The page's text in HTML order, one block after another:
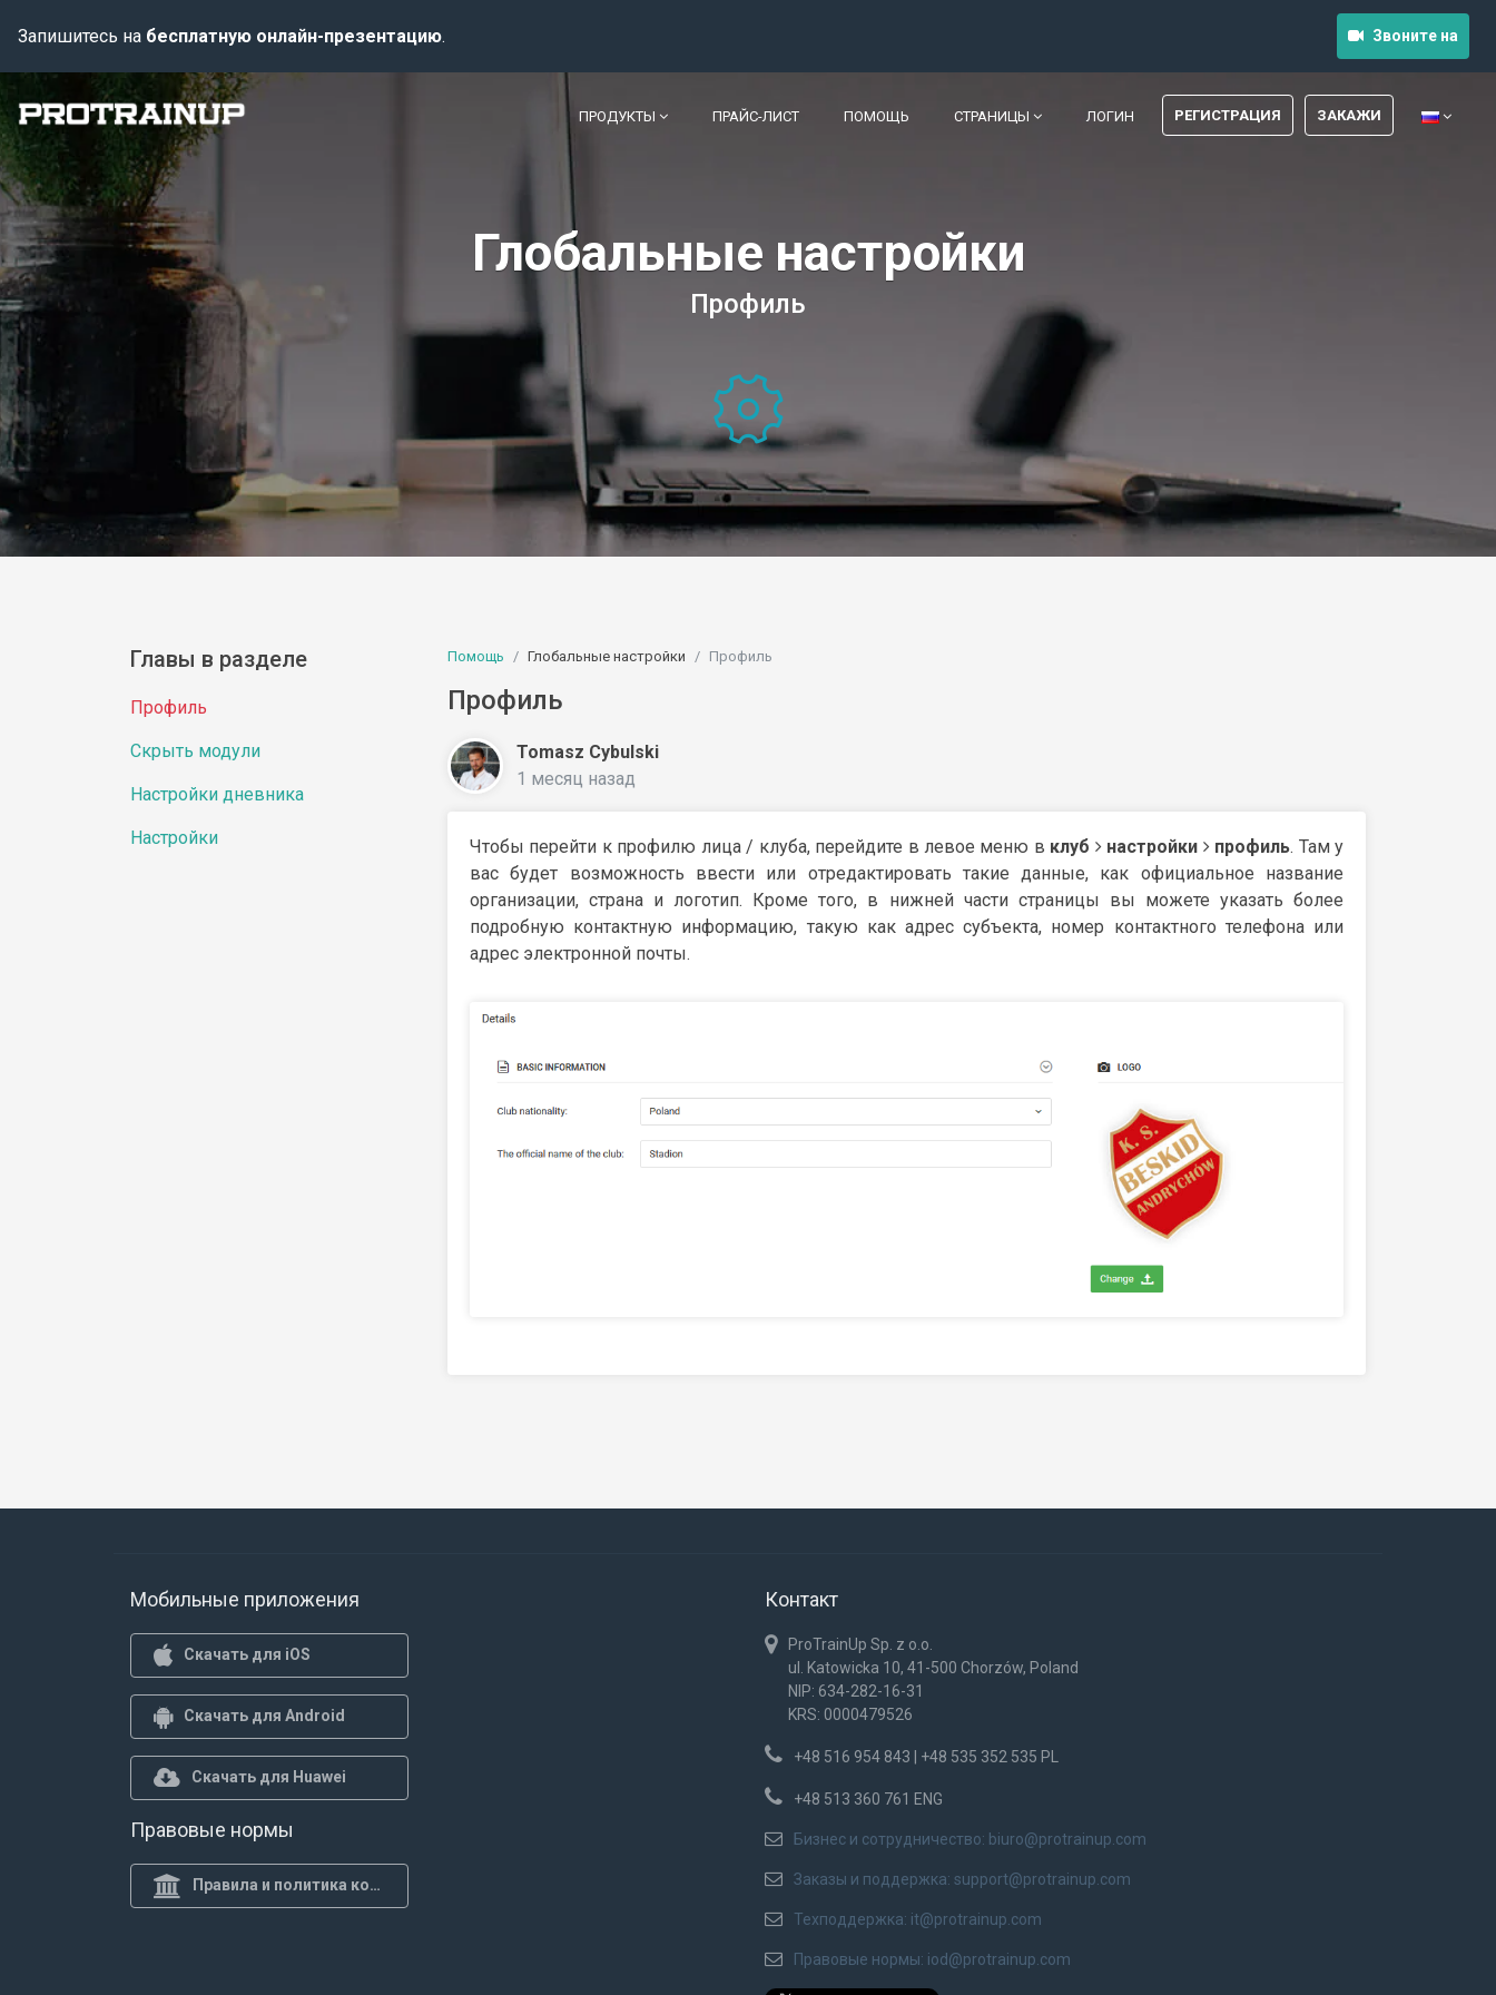
Запишитесь на бесплатную онлайн-презентацию. Звоните на
ПРОДУКТЫ ПРАЙС-ЛИСТ ПОМОЩЬ СТРАНИЦЫ ЛОГИН РЕГИСТРАЦИЯ ЗАКАЖИ
Глобальные настройки
Профиль
Главы в разделе
Профиль
Скрыть модули
Настройки дневника
Настройки
Помощь Глобальные настройки Профиль
Профиль
Tomasz Cybulski
1 месяц назад
Чтобы перейти к профилю лица / клуба, перейдите в левое меню в клуб настройки профиль. Там у
вас будет возможность ввести или отредактировать такие данные, как официальное название
организации, страна и логотип. Кроме того, в нижней части страницы вы можете указать более
подробную контактную информацию, такую ​​как адрес субъекта, номер контактного телефона или
адрес электронной почты.
Мобильные приложения
Скачать для iOS
Скачать для Android
Скачать для Huawei
Правовые нормы
Правила и политика конф.
Контакт
ProTrainUp Sp. z o.o.
ul. Katowicka 10, 41-500 Chorzów, Poland
NIP: 634-282-16-31
KRS: 0000479526
+48 516 954 843 | +48 535 352 535 PL
+48 513 360 761 ENG
Бизнес и сотрудничество: biuro@protrainup.com
Заказы и поддержка: support@protrainup.com
Техподдержка: it@protrainup.com
Правовые нормы: iod@protrainup.com